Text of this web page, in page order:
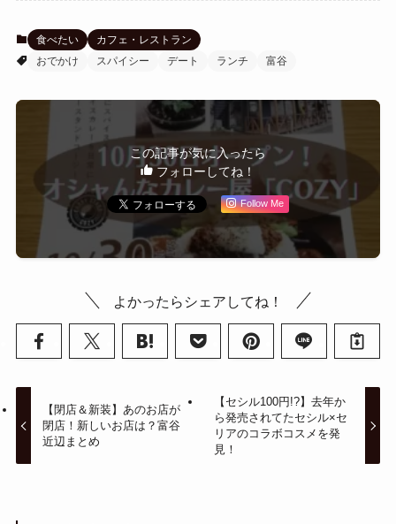
食べたい
カフェ・レストラン
おでかけ
スパイシー デート ランチ 富谷
この記事が気に入ったら
フォローしてね！
Follow Me
よかったらシェアしてね！
【閉店＆新装】あのお店が
閉店！新しいお店は？富谷
近辺まとめ
【セシル100円!?】去年か
ら発売されてたセシル×セ
リアのコラボコスメを発
見！